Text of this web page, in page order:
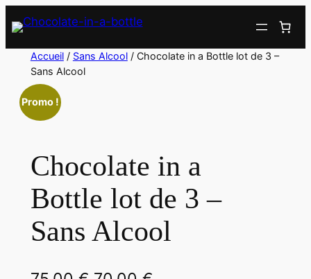
Aller
au
contenu
Accueil/ Sans Alcool/ Chocolate in a Bottle lot de 3 –
Sans Alcool
Promo !
Chocolate in a
Bottle lot de 3 –
Sans Alcool